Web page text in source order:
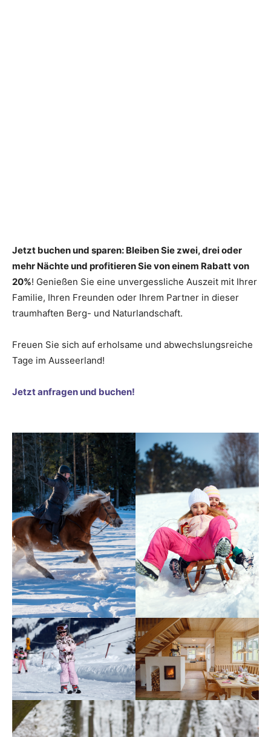
Jetzt buchen und sparen: Bleiben Sie zwei, drei oder
mehr Nächte und profitieren Sie von einem Rabatt von
20%! Genießen Sie eine unvergessliche Auszeit mit Ihrer
Familie, Ihren Freunden oder Ihrem Partner in dieser
traumhaften Berg- und Naturlandschaft.
Freuen Sie sich auf erholsame und abwechslungsreiche
Tage im Ausseerland!
Jetzt anfragen und buchen!